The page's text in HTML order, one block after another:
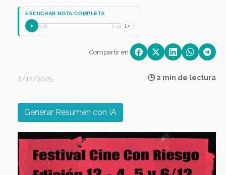
ESCUCHAR NOTA COMPLETA
0:00 2:16 1×
Compartir en:
2/12/2025 🕒 2 min de lectura
Generar Resumen con IA